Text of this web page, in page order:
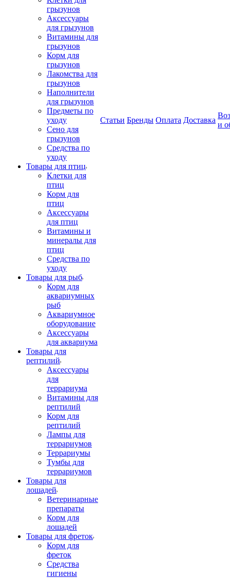
грызунов
Аксессуары
для грызунов
Витамины для
грызунов
Корм для
грызунов
Лакомства для
грызунов
Наполнители
для грызунов
Предметы по
уходу
Сено для
грызунов
Средства по
уходу
Товары для птиц
Клетки для
птиц
Корм для
птиц
Аксессуары
для птиц
Витамины и
минералы для
птиц
Средства по
уходу
Товары для рыб
Корм для
аквариумных
рыб
Аквариумное
оборудование
Аксессуары
для аквариума
Товары для
рептилий
Аксессуары
для
террариума
Витамины для
рептилий
Корм для
рептилий
Лампы для
террариумов
Террариумы
Тумбы для
террариумов
Товары для
лошадей
Ветеринарные
препараты
Корм для
лошадей
Товары для фреток
Корм для
фреток
Средства
гигиены
Статьи Бренды Оплата Доставка
и